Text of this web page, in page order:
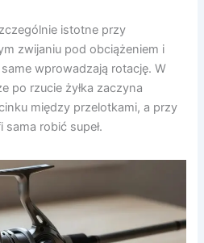
istotne przy
zwijaniu pod obciążeniem i
wprowadzają rotację. W
po rzucie żyłka zaczyna
między przelotkami, a przy
sama robić supeł.